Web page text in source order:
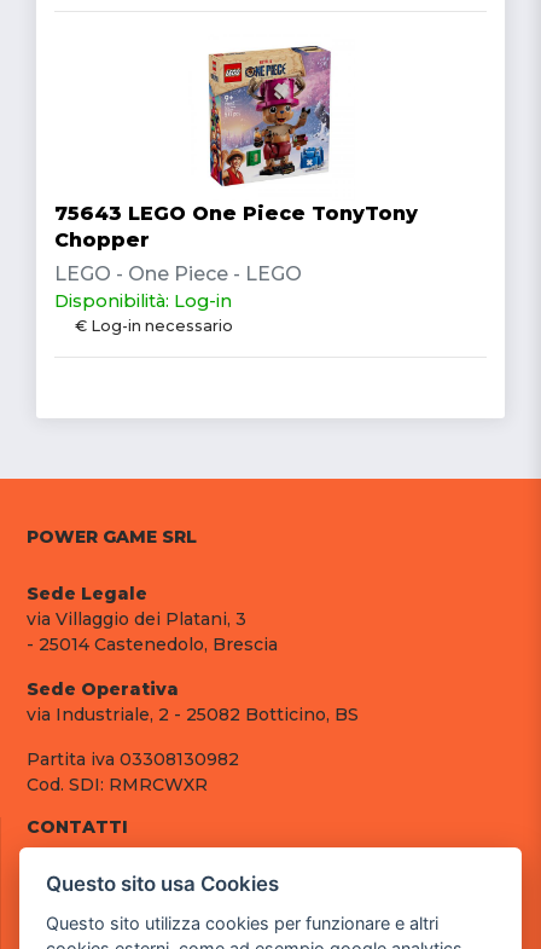
75643 LEGO One Piece TonyTony
Chopper
LEGO - One Piece - LEGO
Disponibilità: Log-in
€ Log-in necessario
POWER GAME SRL
Sede Legale
via Villaggio dei Platani, 3
- 25014 Castenedolo, Brescia
Sede Operativa
via Industriale, 2 - 25082 Botticino, BS
Partita iva 03308130982
Cod. SDI: RMRCWXR
CONTATTI
tel.: +39 030 376 2377
pec: powergamesrl@legalmail.it
Questo sito usa Cookies
Questo sito utilizza cookies per funzionare e altri